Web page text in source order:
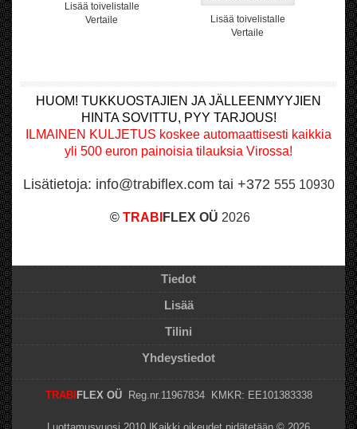
Lisää toivelistalle
Vertaile
Lisää toivelistalle
Vertaile
HUOM! TUKKUOSTAJIEN JA JÄLLEENMYYJIEN
HINTA SOVITTU, PYY TARJOUS!
ILMAINEN KULJETUS koskee automaattisesti kaikkia
yli 500 euron painoisia tilauksia Virossa!
Lisätietoja: info@trabiflex.com tai +372 555 10930
© TRABI FLEX OÜ 2026
Tiedot
Lisää
Tilini
Yhdeystiedot
TRABI FLEX OÜReg.nr.11967834 KMKR: EE101383338